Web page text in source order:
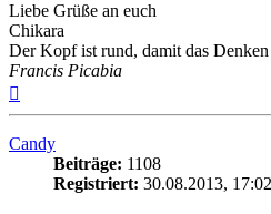
Liebe Grüße an euch
Chikara
Der Kopf ist rund, damit das
Francis Picabia
oben
Candy
Beiträge: 1108
Registriert: 30.08.2013, 17:02